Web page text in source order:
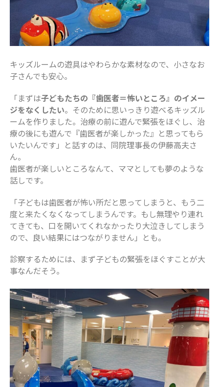
2020年4月
2020年3月
2020年2月
2019年12月
2019年10月
2019年9月
2019年8月
2019年7月
2019年5月
カテゴリー
お仕事
妊娠・出産
子どもの福祉（発達障がい・知的障が
い）
家事・生活術
病院・医療
美容・ファッション
習い事
キッズルームの遊具はやわらかな素材なので、小さなお
子さんでも安心。
「まずは子どもたちの『歯医者＝怖いところ』のイメー
ジをなくしたい。そのために思いっきり遊べるキッズル
ームを作りました。治療の前に遊んで緊張をほぐし、治
療の後にも遊んで『歯医者が楽しかった』と思ってもら
いたいんです」と話すのは、同院理事長の伊藤高夫さ
ん。
歯医者が楽しいところなんて、ママとしても夢のような
話しです。
「子どもは歯医者が怖い所だと思ってしまうと、もう二
度と来たくなくなってしまうんです。もし無理やり連れ
てきても、口を開いてくれなかったり大泣きしてしまう
ので、良い結果にはつながりません」とも。
診察するためには、まず子どもの緊張をほぐすことが大
事なんだそう。